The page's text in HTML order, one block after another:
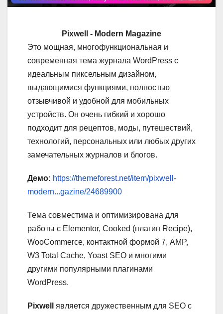
Pixwell - Modern Magazine
Это мощная, многофункциональная и
современная тема журнала WordPress с
идеальным пиксельным дизайном,
выдающимися функциями, полностью
отзывчивой и удобной для мобильных
устройств. Он очень гибкий и хорошо
подходит для рецептов, моды, путешествий,
технологий, персональных или любых других
замечательных журналов и блогов.
Демо: https://themeforest.net/item/pixwell-
modern...gazine/24689900
Тема совместима и оптимизирована для
работы с Elementor, Cooked (плагин Recipe),
WooCommerce, контактной формой 7, AMP,
W3 Total Cache, Yoast SEO и многими
другими популярными плагинами
WordPress.
Pixwell
является дружественным для SEO с